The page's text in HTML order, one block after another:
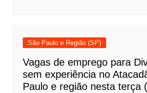
São Paulo e Região (SP)
Vagas de emprego para
sem experiência no
Paulo e região nesta terça